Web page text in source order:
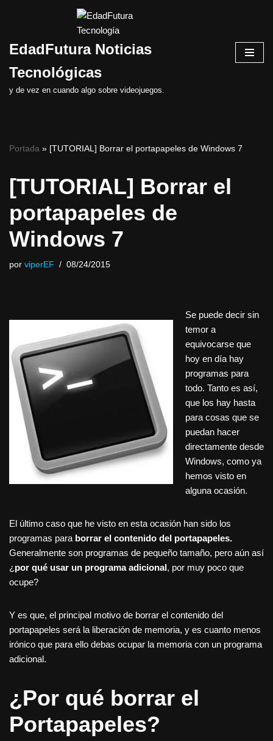
al
EdadFutura Noticias
Tecnológicas
y de vez en cuando algo sobre videojuegos.
Portada » [TUTORIAL] Borrar el portapapeles de Windows 7
[TUTORIAL] Borrar el
portapapeles de
Windows 7
por viperEF 08/24/2015
Se puede decir sin
temor a
equivocarse que
hoy en día hay
programas para
todo. Tanto es así,
que los hay hasta
para cosas que se
puedan hacer
directamente desde
Windows, como ya
hemos visto en
alguna ocasión.
El último caso que he visto en esta ocasión han sido los
programas para borrar el contenido del portapapeles.
Generalmente son programas de pequeño tamaño, pero aún así
¿ por qué usar un programa adicional, por muy poco que
ocupe?
Y es que, el principal motivo de borrar el contenido del
portapapeles será la liberación de memoria, y es cuanto menos
irónico que para ello debas ocupar la memoria con un programa
adicional.
¿Por qué borrar el
Portapapeles?